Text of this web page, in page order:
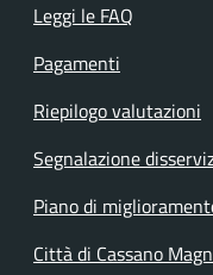
Leggi le FAQ
Pagamenti
Riepilogo valutazioni
Segnalazione
Piano di
Città di Cassano